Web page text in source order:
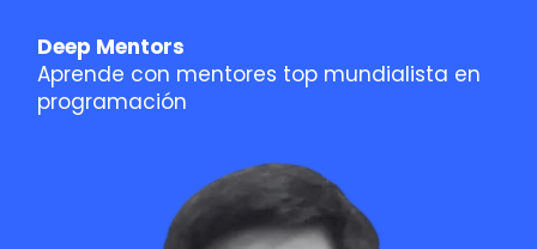
Deep Mentors
Aprende con mentores top mundialista en
programación